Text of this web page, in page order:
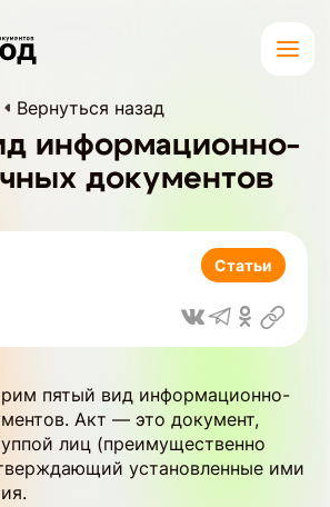
Вернуться назад
информационно-
документов
Статьи
пятый вид информационно-
Акт — это документ,
лиц (преимущественно
установленные ими